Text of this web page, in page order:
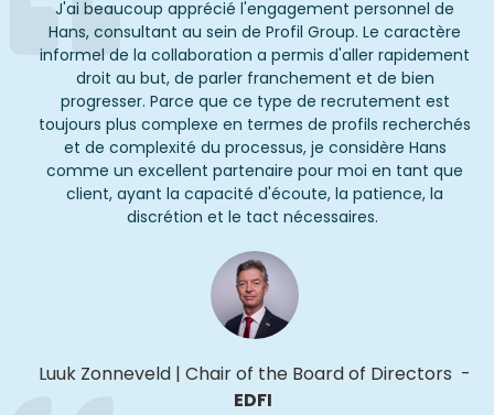
J'ai beaucoup apprécié l'engagement personnel de
Hans, consultant au sein de Profil Group. Le caractère
informel de la collaboration a permis d'aller rapidement
droit au but, de parler franchement et de bien
progresser. Parce que ce type de recrutement est
toujours plus complexe en termes de profils recherchés
et de complexité du processus, je considère Hans
comme un excellent partenaire pour moi en tant que
client, ayant la capacité d'écoute, la patience, la
discrétion et le tact nécessaires.
Luuk Zonneveld | Chair of the Board of Directors -
EDFI